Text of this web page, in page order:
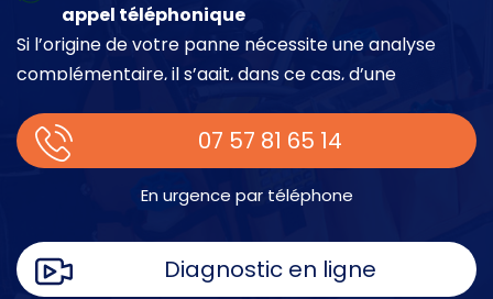
appel téléphonique
Si l’origine de votre panne nécessite une analyse
complémentaire, il s’agit, dans ce cas, d’une
place.
07 57 81 65 14
En urgence par téléphone
Diagnostic en ligne